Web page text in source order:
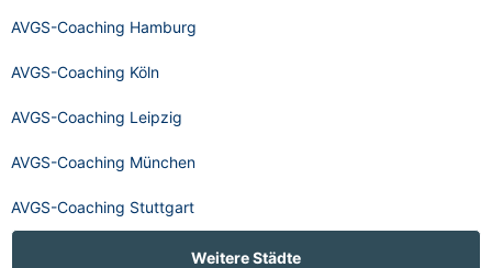
AVGS-Coaching Hamburg
AVGS-Coaching Köln
AVGS-Coaching Leipzig
AVGS-Coaching München
AVGS-Coaching Stuttgart
Weitere Städte